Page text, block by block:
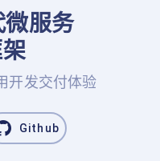
微服务
开发交付体验
Github